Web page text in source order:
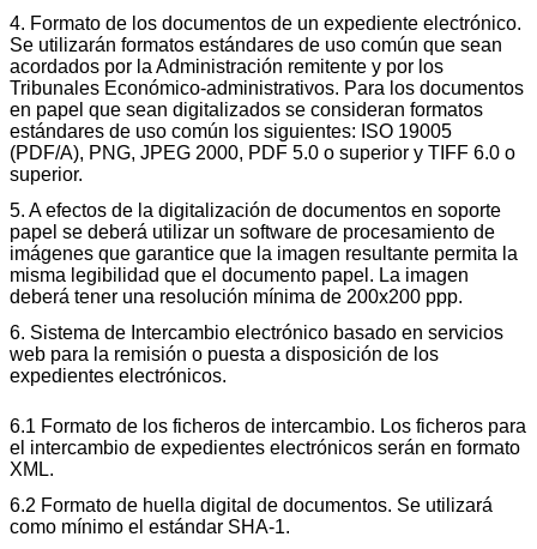
4. Formato de los documentos de un expediente electrónico.
Se utilizarán formatos estándares de uso común que sean
acordados por la Administración remitente y por los
Tribunales Económico-administrativos. Para los documentos
en papel que sean digitalizados se consideran formatos
estándares de uso común los siguientes: ISO 19005
(PDF/A), PNG, JPEG 2000, PDF 5.0 o superior y TIFF 6.0 o
superior.
5. A efectos de la digitalización de documentos en soporte
papel se deberá utilizar un software de procesamiento de
imágenes que garantice que la imagen resultante permita la
misma legibilidad que el documento papel. La imagen
deberá tener una resolución mínima de 200x200 ppp.
6. Sistema de Intercambio electrónico basado en servicios
web para la remisión o puesta a disposición de los
expedientes electrónicos.
6.1 Formato de los ficheros de intercambio. Los ficheros para
el intercambio de expedientes electrónicos serán en formato
XML.
6.2 Formato de huella digital de documentos. Se utilizará
como mínimo el estándar SHA-1.